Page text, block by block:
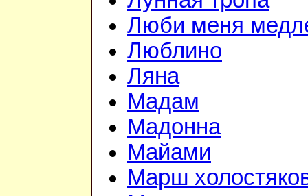
Люби меня
Люблино
Ляна
Мадам
Мадонна
Майами
Марш